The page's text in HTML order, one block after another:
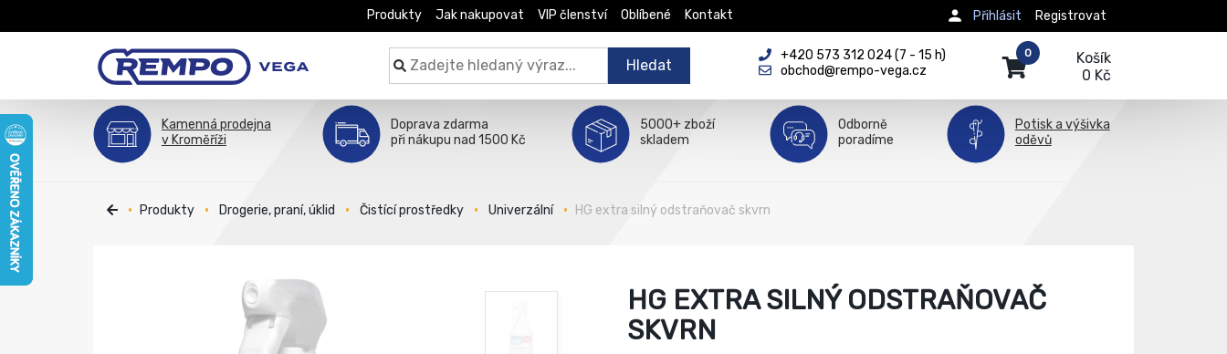
Produkty Jak nakupovat VIP členství Oblíbené Kontakt Registrovat
Přihlásit
Hledat
+420 573 312 024 (7 - 15 h)
obchod@rempo-vega.cz
Košík
0 Kč
0
Kamenná prodejna
v Kroměříži
Doprava zdarma
při nákupu nad 1500 Kč
5000+ zboží
skladem
Odborně
poradíme
Potisk a výšivka
oděvů
Produkty Drogerie, praní, úklid Čistící prostředky Univerzální HG extra silný odstraňovač skvrn
HG EXTRA SILNÝ ODSTRAŇOVAČ
SKVRN